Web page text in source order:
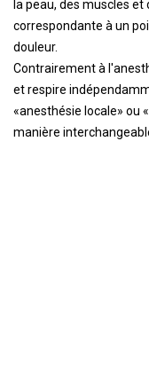
la peau, des muscles
correspondante à un
douleur.
Contrairement à
et respire
«anesthésie locale» ou
manière